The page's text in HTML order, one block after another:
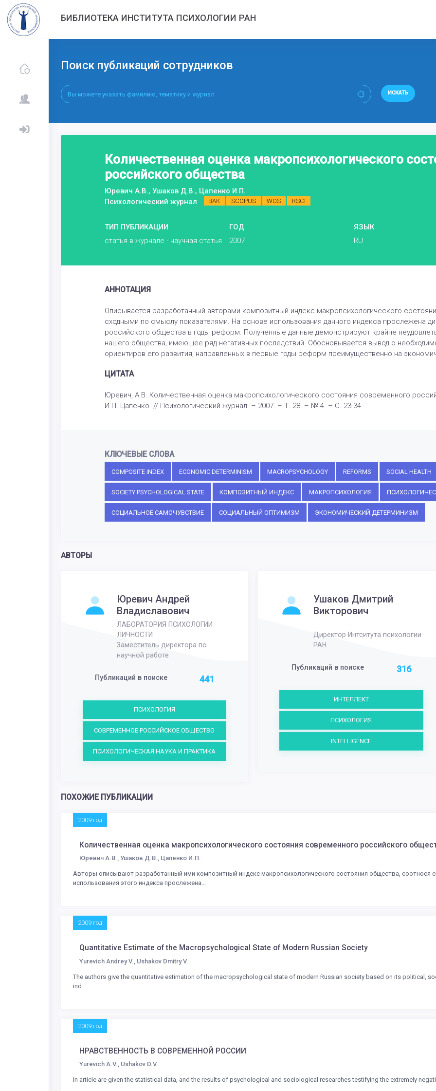
БИБЛИОТЕКА ИНСТИТУТА ПСИХОЛОГИИ РАН
Поиск публикаций сотрудников
ИСКАТЬ
Количественная оценка макропсихологического
российского общества
Юревич А.В., Ушаков Д.В., Цапенко И.П.
Психологический журнал
ВАК SCOPUS WOS RSCI
ТИП ПУБЛИКАЦИИ
статья в журнале - научная статья
ГОД
2007
ЯЗЫК
RU
АННОТАЦИЯ
Описывается разработанный авторами композитный индекс макропсихологического
сходными по смыслу показателями. На основе использования данного индекса прослежена
российского общества в годы реформ. Полученные данные демонстрируют крайне
нашего общества, имеющее ряд негативных последствий. Обосновывается вывод о
ориентиров его развития, направленных в первые годы реформ преимущественно на
ЦИТАТА
Юревич, А.В. Количественная оценка макропсихологического состояния современного
И.П. Цапенко. // Психологический журнал. – 2007. – Т. 28. – № 4. – С. 23-34
КЛЮЧЕВЫЕ СЛОВА
COMPOSITE INDEX ECONOMIC DETERMINISM MACROPSYCHOLOGY REFORMS SOCIAL HEALTH
SOCIETY PSYCHOLOGICAL STATE КОМПОЗИТНЫЙ ИНДЕКС МАКРОПСИХОЛОГИЯ
СОЦИАЛЬНОЕ САМОЧУВСТВИЕ СОЦИАЛЬНЫЙ ОПТИМИЗМ ЭКОНОМИЧЕСКИЙ ДЕТЕРМИНИЗМ
АВТОРЫ
Юревич Андрей
Владиславович
ЛАБОРАТОРИЯ ПСИХОЛОГИИ
ЛИЧНОСТИ
Заместитель директора по
научной работе
Публикаций в поиске 441
ПСИХОЛОГИЯ
СОВРЕМЕННОЕ РОССИЙСКОЕ ОБЩЕСТВО
ПСИХОЛОГИЧЕСКАЯ НАУКА И ПРАКТИКА
Ушаков Дмитрий
Викторович
Директор Интситута психологии
РАН
Публикаций в поиске 316
ИНТЕЛЛЕКТ
ПСИХОЛОГИЯ
INTELLIGENCE
ПОХОЖИЕ ПУБЛИКАЦИИ
2009 год
Количественная оценка макропсихологического состояния современного российского
Юревич А.В., Ушаков Д.В., Цапенко И.П.
Авторы описывают разработанный ими композитный индекс макропсихологического состояния общества, соотнося
использования этого индекса прослежена...
2009 год
Quantitative Estimate of the Macropsychological State of Modern Russian Society
Yurevich Andrey V., Ushakov Dmitry V.
The authors give the quantitative estimation of the macropsychological state of modern Russian society based on its political,
ind...
2009 год
НРАВСТВЕННОСТЬ В СОВРЕМЕННОЙ РОССИИ
Yurevich A.V., Ushakov D.V.
In article are given the statistical data, and the results of psychological and sociological researches testifying the extremely